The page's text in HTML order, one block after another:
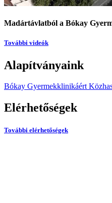
Madártávlatból a Bókay
További videók
Alapítványaink
Bókay Gyermekklinikáért
Elérhetőségek
További elérhetőségek